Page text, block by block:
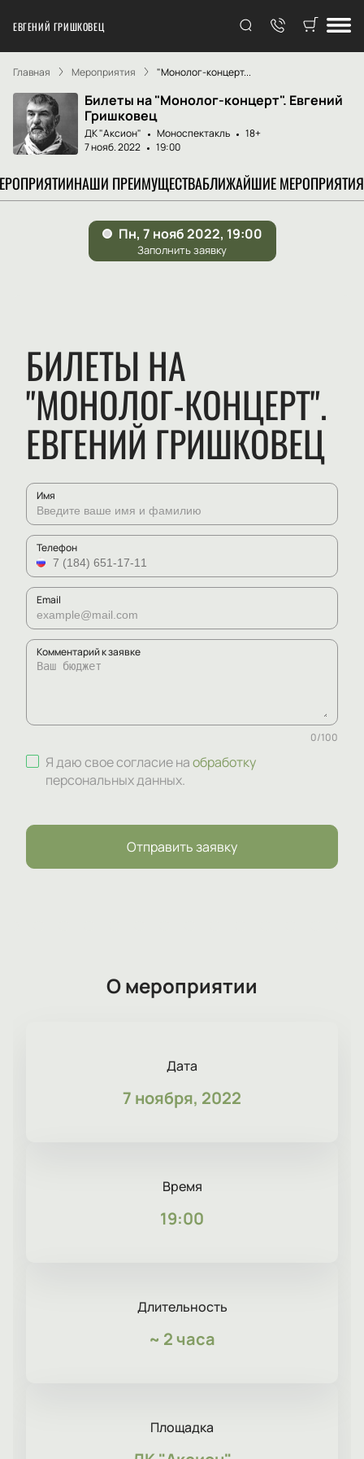
ЕВГЕНИЙ ГРИШКОВЕЦ
Главная Мероприятия "Монолог-концерт...
Билеты на "Монолог-концерт". Евгений
Гришковец
ДК "Аксион" Моноспектакль
18+
7 нояб. 2022
19:00
НАШИ ПРЕИМУЩЕСТВАБЛИЖАЙШИЕ МЕРОПРИЯТИЯ
БИЛЕТЫ НА
"МОНОЛОГ-КОНЦЕРТ".
ЕВГЕНИЙ ГРИШКОВЕЦ
Имя
Телефон
Email
Комментарий к заявке
0/100
Я даю свое согласие наобработку
персональных данных.
Отправить заявку
О мероприятии
Дата
7 ноября, 2022
Время
19:00
Длительность
~ 2 часа
Площадка